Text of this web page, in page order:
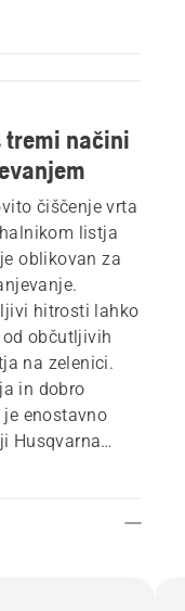
načini
čiščenje vrta
listja
oblikovan za
hitrosti lahko
občutljivih
na zelenici.
in dobro
je enostavno
Husqvarna